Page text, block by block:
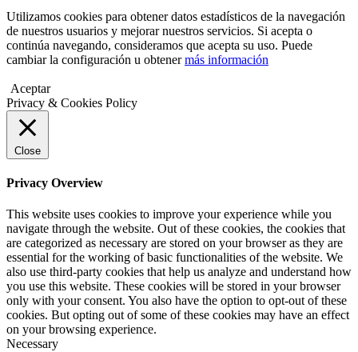
Utilizamos cookies para obtener datos estadísticos de la navegación
de nuestros usuarios y mejorar nuestros servicios. Si acepta o
continúa navegando, consideramos que acepta su uso. Puede
cambiar la configuración u obtenermás información
Aceptar
Privacy & Cookies Policy
Close
Privacy Overview
This website uses cookies to improve your experience while you
navigate through the website. Out of these cookies, the cookies that
are categorized as necessary are stored on your browser as they are
essential for the working of basic functionalities of the website. We
also use third-party cookies that help us analyze and understand how
you use this website. These cookies will be stored in your browser
only with your consent. You also have the option to opt-out of these
cookies. But opting out of some of these cookies may have an effect
on your browsing experience.
Necessary